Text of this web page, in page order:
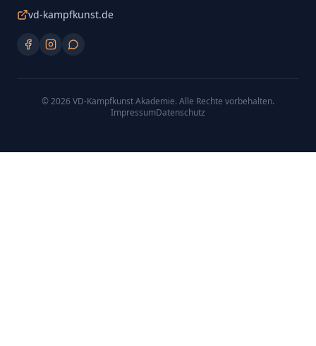
vd-kampfkunst.de
©2026 VD-Kampfkunst Akademie. Alle Rechte vorbehalten.
ImpressumDatenschutz